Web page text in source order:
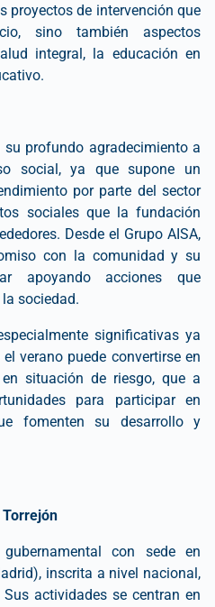
proyectos de intervención que
sino también aspectos
integral, la educación en
profundo agradecimiento a
social, ya que supone un
por parte del sector
sociales que la fundación
Desde el Grupo AISA,
con la comunidad y su
apoyando acciones que
sociedad.
significativas ya
verano puede convertirse en
situación de riesgo, que a
para participar en
fomenten su desarrollo y
con sede en
inscrita a nivel nacional,
actividades se centran en